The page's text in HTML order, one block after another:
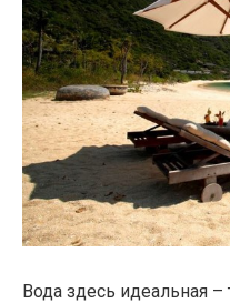
Вода здесь идеальная –